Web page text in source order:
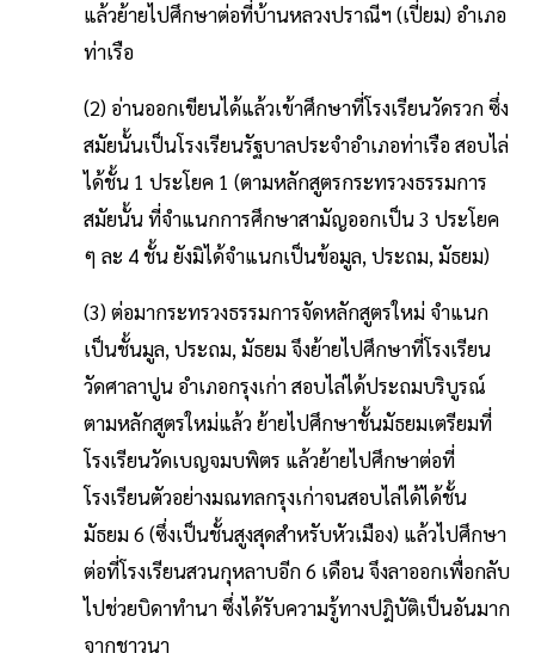
แล้วย้ายไปศึกษาต่อที่บ้านหลวงปราณีฯ (เปี่ยม) อำเภอ
ท่าเรือ
(2) อ่านออกเขียนได้แล้วเข้าศึกษาที่โรงเรียนวัดรวก ซึ่ง
สมัยนั้นเป็นโรงเรียนรัฐบาลประจำอำเภอท่าเรือ สอบไล่
ได้ชั้น 1 ประโยค 1 (ตามหลักสูตรกระทรวงธรรมการ
สมัยนั้น ที่จำแนกการศึกษาสามัญออกเป็น 3 ประโยค
ๆ ละ 4 ชั้น ยังมิได้จำแนกเป็นข้อมูล, ประถม, มัธยม)
(3) ต่อมากระทรวงธรรมการจัดหลักสูตรใหม่ จำแนก
เป็นชั้นมูล, ประถม, มัธยม จึงย้ายไปศึกษาที่โรงเรียน
วัดศาลาปูน อำเภอกรุงเก่า สอบไล่ได้ประถมบริบูรณ์
ตามหลักสูตรใหม่แล้ว ย้ายไปศึกษาชั้นมัธยมเตรียมที่
โรงเรียนวัดเบญจมบพิตร แล้วย้ายไปศึกษาต่อที่
โรงเรียนตัวอย่างมณทลกรุงเก่าจนสอบไล่ได้ได้ชั้น
มัธยม 6 (ซึ่งเป็นชั้นสูงสุดสำหรับหัวเมือง) แล้วไปศึกษา
ต่อที่โรงเรียนสวนกุหลาบอีก 6 เดือน จึงลาออกเพื่อกลับ
ไปช่วยบิดาทำนา ซึ่งได้รับความรู้ทางปฎิบัติเป็นอันมาก
จากชาวนา